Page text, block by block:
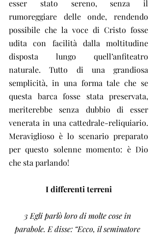
esser stato sereno, senza il
rumoreggiare delle onde, rendendo
possibile che la voce di Cristo fosse
udita con facilità dalla moltitudine
disposta lungo quell’anfiteatro
naturale. Tutto di una grandiosa
semplicità, in una forma tale che se
questa barca fosse stata preservata,
meriterebbe senza dubbio di esser
venerata in una cattedrale-reliquiario.
Meraviglioso è lo scenario preparato
per questo solenne momento: è Dio
che sta parlando!
I differenti terreni
3 Egli parlò loro di molte cose in
parabole. E disse: “Ecco, il seminatore